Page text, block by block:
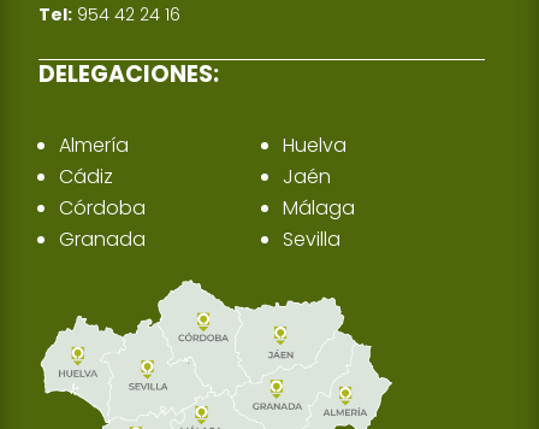
Tel: 954 42 24 16
DELEGACIONES:
Almería
Cádiz
Córdoba
Granada
Huelva
Jaén
Málaga
Sevilla